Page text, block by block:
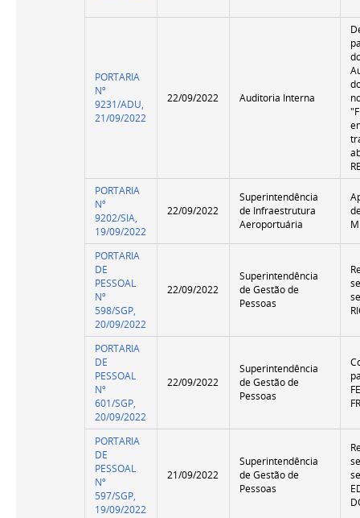
PORTARIA
Nº
9231/ADU,
21/09/2022
22/09/2022 Auditoria Interna
PORTARIA
Nº
9202/SIA,
19/09/2022
22/09/2022
Superintendência
de Infraestrutura
Aeroportuária
PORTARIA
DE
PESSOAL
Nº
598/SGP,
20/09/2022
22/09/2022
Superintendência
de Gestão de
Pessoas
PORTARIA
DE
PESSOAL
Nº
601/SGP,
20/09/2022
22/09/2022
Superintendência
de Gestão de
Pessoas
PORTARIA
DE
PESSOAL
Nº
597/SGP,
19/09/2022
21/09/2022
Superintendência
de Gestão de
Pessoas